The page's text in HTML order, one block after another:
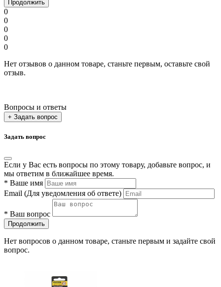
Продолжить
0
0
0
0
0
Нет отзывов о данном товаре, станьте первым, оставьте свой
отзыв.
Вопросы и ответы
+ Задать вопрос
Задать вопрос
Если у Вас есть вопросы по этому товару, добавьте вопрос, и
мы ответим в ближайшее время.
* Ваше имя
Email (Для уведомления об ответе)
* Ваш вопрос
Продолжить
Нет вопросов о данном товаре, станьте первым и задайте свой
вопрос.